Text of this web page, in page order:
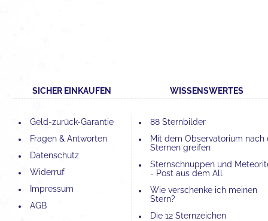
SICHER EINKAUFEN
Geld-zurück-Garantie
Fragen & Antworten
Datenschutz
Widerruf
Impressum
AGB
WISSENSWERTES
88 Sternbilder
Mit dem Observatorium nach
Sternen greifen
Sternschnuppen und
- Post aus dem All
Wie verschenke ich meinen
Stern?
Die 12 Sternzeichen